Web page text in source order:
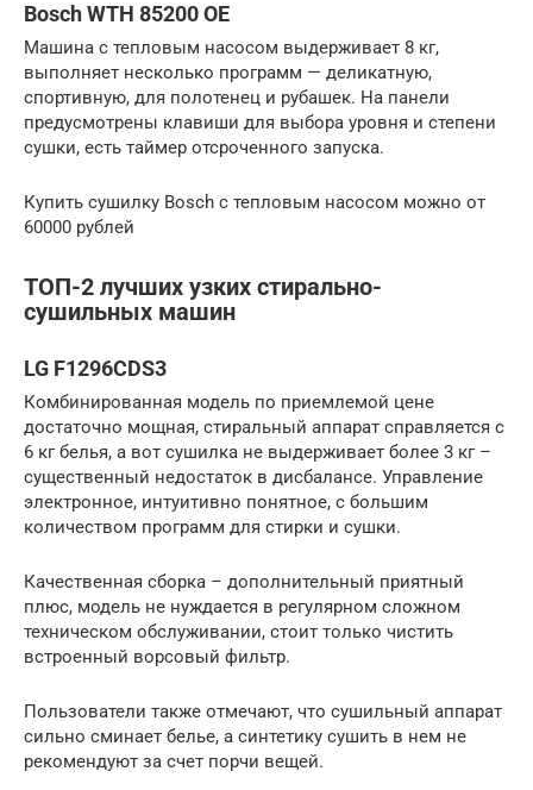
Bosch WTH 85200 OE
Машина с тепловым насосом выдерживает 8 кг,
выполняет несколько программ — деликатную,
спортивную, для полотенец и рубашек. На панели
предусмотрены клавиши для выбора уровня и степени
сушки, есть таймер отсроченного запуска.
Купить сушилку Bosch с тепловым насосом можно от
60000 рублей
ТОП-2 лучших узких стирально-
сушильных машин
LG F1296CDS3
Комбинированная модель по приемлемой цене
достаточно мощная, стиральный аппарат справляется с
6 кг белья, а вот сушилка не выдерживает более 3 кг –
существенный недостаток в дисбалансе. Управление
электронное, интуитивно понятное, с большим
количеством программ для стирки и сушки.
Качественная сборка – дополнительный приятный
плюс, модель не нуждается в регулярном сложном
техническом обслуживании, стоит только чистить
встроенный ворсовый фильтр.
Пользователи также отмечают, что сушильный аппарат
сильно сминает белье, а синтетику сушить в нем не
рекомендуют за счет порчи вещей.